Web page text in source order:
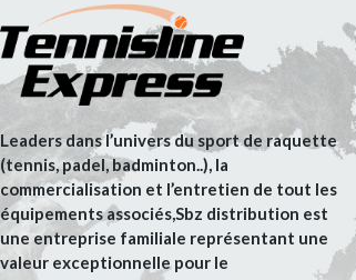
Leaders dans l’univers du sport de raquette
(tennis, padel, badminton..), la
commercialisation et l’entretien de tout les
équipements associés,Sbz distribution est
une entreprise familiale représentant une
valeur exceptionnelle pour le